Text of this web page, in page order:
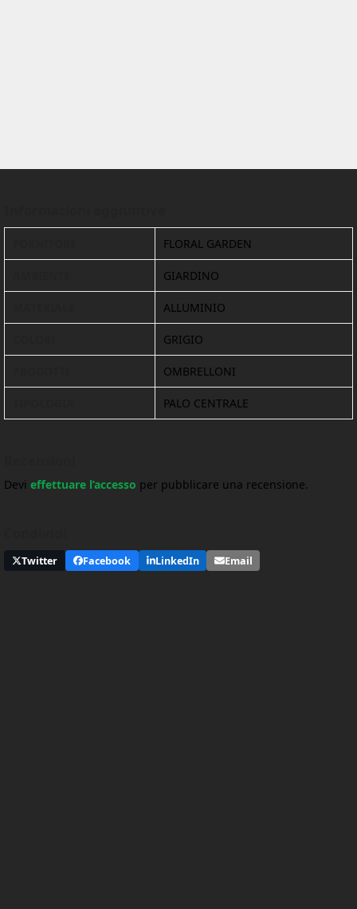
FLORAL GARDEN
GIARDINO
ALLUMINIO
GRIGIO
OMBRELLONI
PALO CENTRALE
Devi effettuare l’accesso per pubblicare una recensione.
Twitter Facebook LinkedIn Email